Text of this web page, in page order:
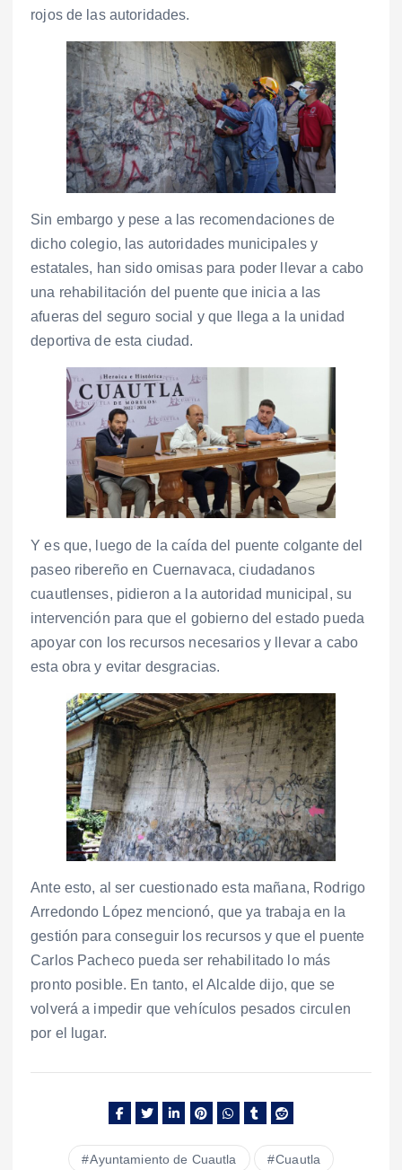
rojos de las autoridades.
Sin embargo y pese a las recomendaciones de
dicho colegio, las autoridades municipales y
estatales, han sido omisas para poder llevar a cabo
una rehabilitación del puente que inicia a las
afueras del seguro social y que llega a la unidad
deportiva de esta ciudad.
Y es que, luego de la caída del puente colgante del
paseo ribereño en Cuernavaca, ciudadanos
cuautlenses, pidieron a la autoridad municipal, su
intervención para que el gobierno del estado pueda
apoyar con los recursos necesarios y llevar a cabo
esta obra y evitar desgracias.
Ante esto, al ser cuestionado esta mañana, Rodrigo
Arredondo López mencionó, que ya trabaja en la
gestión para conseguir los recursos y que el puente
Carlos Pacheco pueda ser rehabilitado lo más
pronto posible. En tanto, el Alcalde dijo, que se
volverá a impedir que vehículos pesados circulen
por el lugar.
Ayuntamiento de Cuautla Cuautla